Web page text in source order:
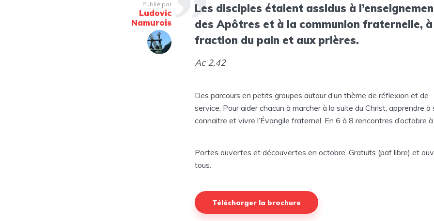
Publié par
Ludovic
Namurois
Les disciples étaient assidus à
des Apôtres et à la communion fraternelle,
fraction du pain et aux prières.
Ac 2,42
Des parcours en petits groupes autour d’un thème de réflexion et de
service. Pour aider chacun à marcher à la suite du Christ, apprendre à
connaitre et vivre l’Évangile fraternel. En 6 à 8 rencontres d’octobre à
Portes ouvertes et découvertes en octobre. Gratuits (paf libre) et
tous.
Télécharger la brochure